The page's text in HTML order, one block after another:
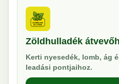
Zöldhulladék
Kerti nyesedék, lomb, ág
leadási pontjaihoz.